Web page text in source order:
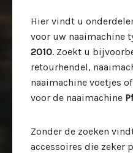
Hier vindt u
voor uw naaimachine
2010. Zoekt u
retourhendel,
naaimachine voetjes
voor de naaimachine
Zonder de zoeken
accessoires die zeker